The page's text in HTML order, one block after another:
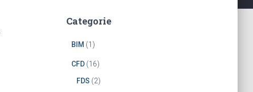
Categorie
BIM (1)
CFD(16)
FDS (2)